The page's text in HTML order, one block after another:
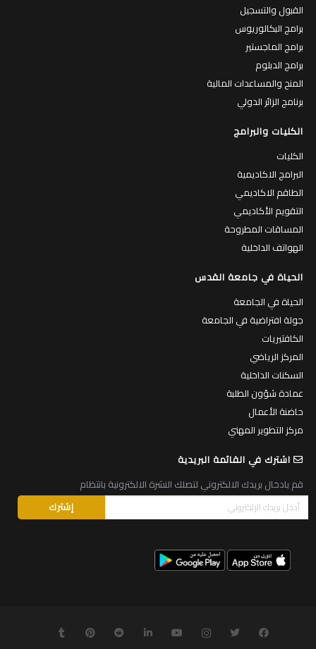
القبول والتسجيل
برامج البكالوريوس
برامج الماجستير
برامج الدبلوم
المنح والمساعدات المالية
برنامج الزائر الدولي
الكليات والبرامج
الكليات
البرامج الاكاديمية
الطاقم الاكاديمي
التقويم الأكاديمي
المساقات المطروحة
الهواتف الداخلية
الحياة في جامعة القدس
الحياة في الجامعة
جولة افتراضية في الجامعة
الكافتيريات
المركز الرياضي
السكنات الداخلية
عمادة شؤون الطلبة
حاضنة الأعمال
مركز التطوير المهني
اشترك في القائمة البريدية
قم بادخال بريدك الالكتروني لتصلك النشرة الالكترونية بانتظام